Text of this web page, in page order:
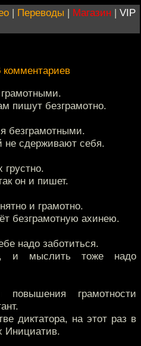
| Переводы | Магазин | VIP
комментариев
пишут безграмотно.
безграмотными.
не сдерживают себя.
он и пишет.
и грамотно.
безграмотную ахинею.
надо заботиться.
и мыслить тоже надо
грамотности
диктатора, на этот раз в
Инициатив.